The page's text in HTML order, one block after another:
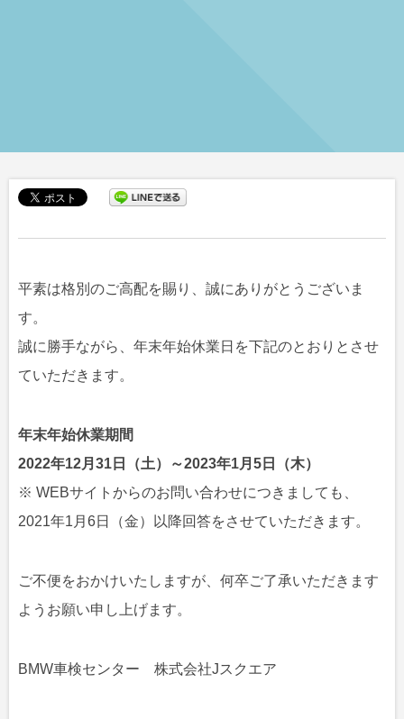
平素は格別のご高配を賜り、誠にありがとうございま
す。
誠に勝手ながら、年末年始休業日を下記のとおりとさせ
ていただきます。
年末年始休業期間
2022年12月31日（土）～2023年1月5日（木）
※ WEBサイトからのお問い合わせにつきましても、
2021年1月6日（金）以降回答をさせていただきます。
ご不便をおかけいたしますが、何卒ご了承いただきます
ようお願い申し上げます。
BMW車検センター 株式会社Jスクエア